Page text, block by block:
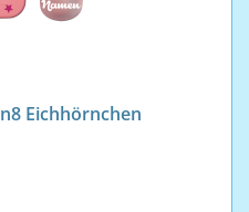
Eichhörnchen